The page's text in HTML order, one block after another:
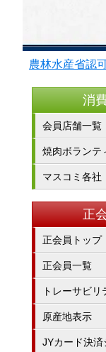
農林水産省認
消
会員店舗一覧
焼肉ボランテ
マスコミ各社
正
正会員トップ
正会員一覧
トレーサビリ
原産地表示
JYカード決済